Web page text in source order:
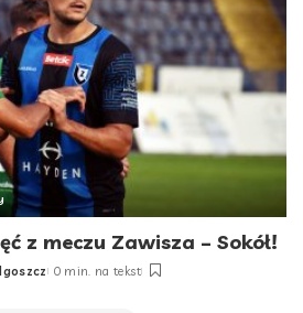
z meczu Zawisza – Sokół!
0 min. na tekst